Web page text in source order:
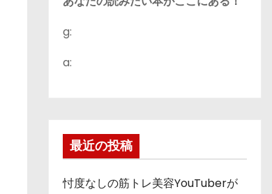
g:
a:
最近の投稿
忖度なしの筋トレ美容YouTuberが